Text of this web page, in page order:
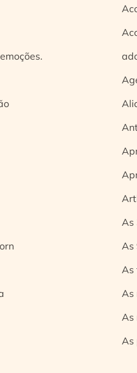
As
As
As
As
As
As